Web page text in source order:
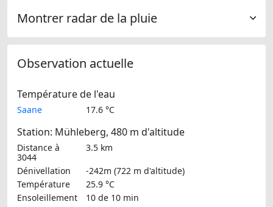
Montrer radar de la pluie
Observation actuelle
Température de l'eau
Saane 17.6 °C
Station: Mühleberg, 480 m d'altitude
Distance à
3044
3.5 km
Dénivellation
-242m (722 m d'altitude)
Température
25.9 °C
Ensoleillement
10 de 10 min